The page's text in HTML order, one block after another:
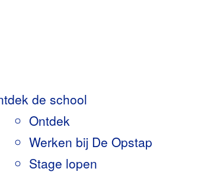
de school
Ontdek
Werken bij De Opstap
Stage lopen